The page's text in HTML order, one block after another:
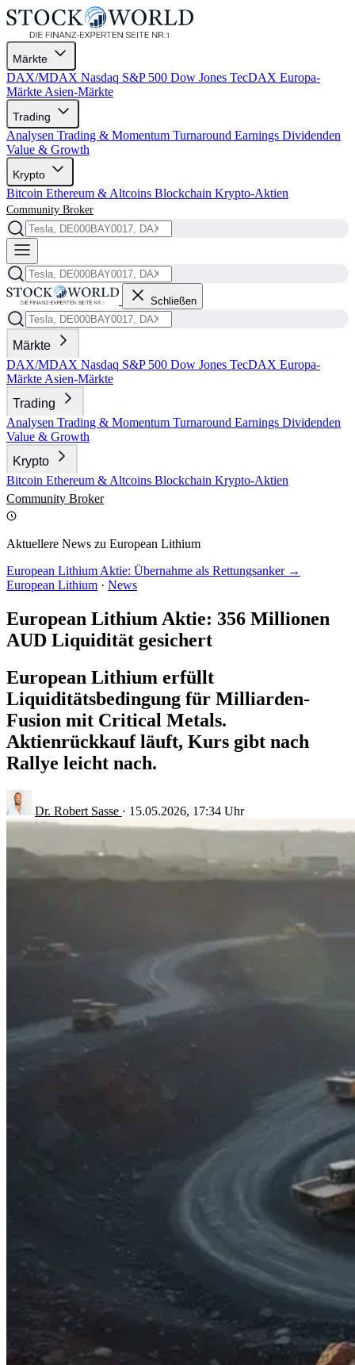
Märkte
DAX/MDAX Nasdaq S&P 500 Dow Jones TecDAX Europa-
Märkte Asien-Märkte
Trading
Analysen Trading & Momentum Turnaround Earnings Dividenden
Value & Growth
Krypto
Bitcoin Ethereum & Altcoins Blockchain Krypto-Aktien
Community Broker
Schließen
Märkte
DAX/MDAX Nasdaq S&P 500 Dow Jones TecDAX Europa-
Märkte Asien-Märkte
Trading
Analysen Trading & Momentum Turnaround Earnings Dividenden
Value & Growth
Krypto
Bitcoin Ethereum & Altcoins Blockchain Krypto-Aktien
Community Broker
Aktuellere News zu European Lithium
European Lithium Aktie: Übernahme als Rettungsanker →
European Lithium · News
European Lithium Aktie: 356 Millionen
AUD Liquidität gesichert
European Lithium erfüllt
Liquiditätsbedingung für Milliarden-
Fusion mit Critical Metals.
Aktienrückkauf läuft, Kurs gibt nach
Rallye leicht nach.
Dr. Robert Sasse · 15.05.2026, 17:34 Uhr